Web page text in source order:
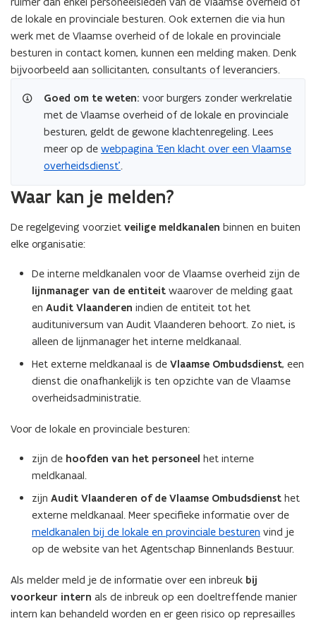
de lokale en provinciale besturen. Ook externen die via hun
werk met de Vlaamse overheid of de lokale en provinciale
besturen in contact komen, kunnen een melding maken. Denk
bijvoorbeeld aan sollicitanten, consultants of leveranciers.
Goed om te weten: voor burgers zonder werkrelatie
met de Vlaamse overheid of de lokale en provinciale
besturen, geldt de gewone klachtenregeling. Lees
meer op de webpagina ‘Een klacht over een Vlaamse
overheidsdienst’.
Waar kan je melden?
De regelgeving voorziet veilige meldkanalen binnen en buiten
elke organisatie:
De interne meldkanalen voor de Vlaamse overheid zijn de
lijnmanager van de entiteit waarover de melding gaat
en Audit Vlaanderen indien de entiteit tot het
audituniversum van Audit Vlaanderen behoort. Zo niet, is
alleen de lijnmanager het interne meldkanaal.
Het externe meldkanaal is de Vlaamse Ombudsdienst, een
dienst die onafhankelijk is ten opzichte van de Vlaamse
overheidsadministratie.
Voor de lokale en provinciale besturen:
zijn de hoofden van het personeel het interne
meldkanaal.
zijn Audit Vlaanderen of de Vlaamse Ombudsdienst het
externe meldkanaal. Meer specifieke informatie over de
meldkanalen bij de lokale en provinciale besturen vind je
op de website van het Agentschap Binnenlands Bestuur.
Als melder meld je de informatie over een inbreuk bij
voorkeur intern als de inbreuk op een doeltreffende manier
intern kan behandeld worden en er geen risico op represailles